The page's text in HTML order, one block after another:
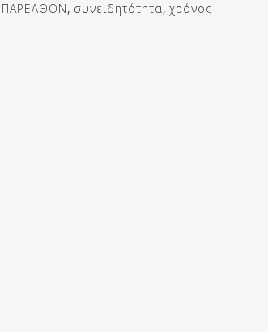
ΠΑΡΕΛΘΟΝ, συνειδητότητα, χρόνος